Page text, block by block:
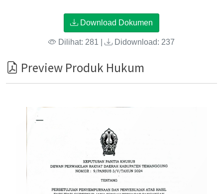
Download Dokumen
Dilihat: 281 | Didownload: 237
Preview Produk Hukum